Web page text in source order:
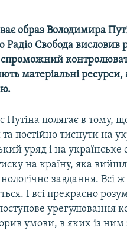
образ Володимира
Радіо Свобода
матеріальні
Путіна полягає в тому,
постійно тиснути на
уряд і на українське
на країну, яка
завдання. Всі
І всі прекрасно
урегулювання
умови, в яких із